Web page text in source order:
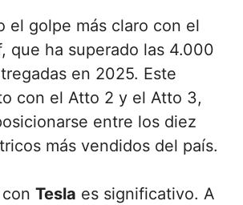
el golpe más claro con el
que ha superado las 4.000
en 2025. Este
con el Atto 2 y el Atto 3,
entre los diez
más vendidos del país.
Tesla es significativo. A